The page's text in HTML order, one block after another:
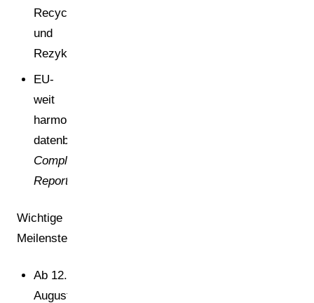
Recyclingfähigkeit
und
Rezyklatanteil
EU-
weit
harmonisiertes,
datenbasiertes
Compliance-
Reporting
Wichtige
Meilensteine:
Ab 12.
August